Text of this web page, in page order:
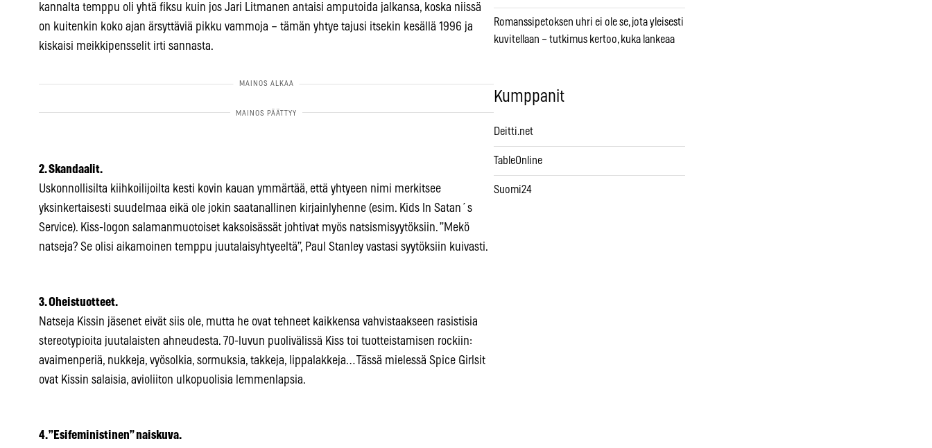
kannalta temppu oli yhtä fiksu kuin jos Jari Litmanen antaisi amputoida jalkansa, koska niissä
on kuitenkin koko ajan ärsyttäviä pikku vammoja – tämän yhtye tajusi itsekin kesällä 1996 ja
kiskaisi meikkipensselit irti sannasta.
2. Skandaalit.
Uskonnollisilta kiihkoilijoilta kesti kovin kauan ymmärtää, että yhtyeen nimi merkitsee
yksinkertaisesti suudelmaa eikä ole jokin saatanallinen kirjainlyhenne (esim. Kids In Satan´s
Service). Kiss-logon salamanmuotoiset kaksoisässät johtivat myös natsismisyytöksiin. ”Mekö
natseja? Se olisi aikamoinen temppu juutalaisyhtyeeltä”, Paul Stanley vastasi syytöksiin kuivasti.
3. Oheistuotteet.
Natseja Kissin jäsenet eivät siis ole, mutta he ovat tehneet kaikkensa vahvistaakseen rasistisia
stereotypioita juutalaisten ahneudesta. 70-luvun puolivälissä Kiss toi tuotteistamisen rockiin:
avaimenperiä, nukkeja, vyösolkia, sormuksia, takkeja, lippalakkeja… Tässä mielessä Spice Girlsit
ovat Kissin salaisia, avioliiton ulkopuolisia lemmenlapsia.
4. ”Esifeministinen” naiskuva.
Romanssipetoksen uhri ei ole se, jota yleisesti
kuvitellaan – tutkimus kertoo, kuka lankeaa
Kumppanit
Deitti.net
TableOnline
Suomi24